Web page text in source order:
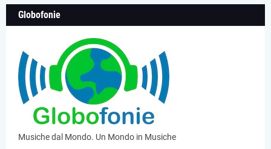
Globofonie
Musiche dal Mondo. Un Mondo in Musiche